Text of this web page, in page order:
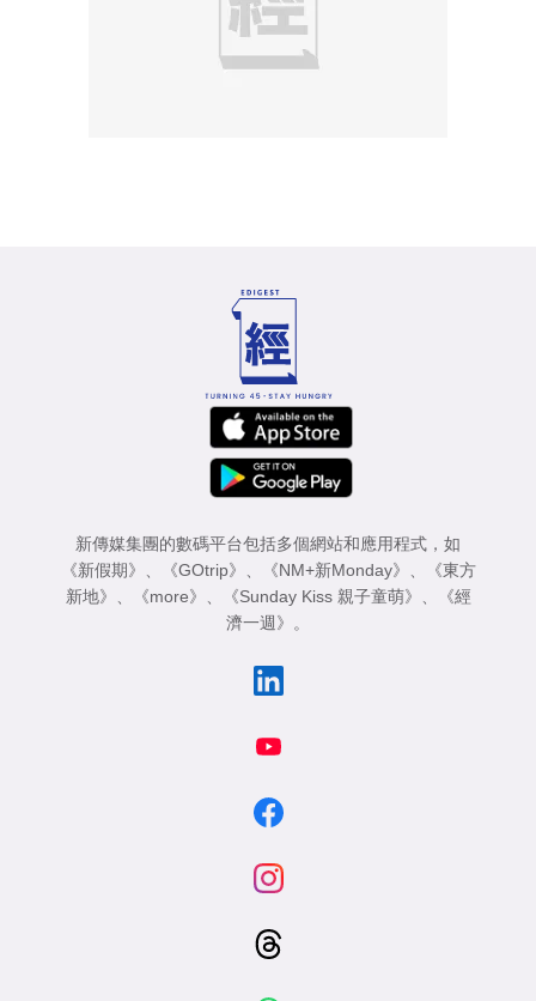
新傳媒集團的數碼平台包括多個網站和應用程式，如
《新假期》
《GOtrip》 《NM+新Monday》
《東方
新地》
《more》 《Sunday Kiss 親子童萌》
《經
濟一週》
。